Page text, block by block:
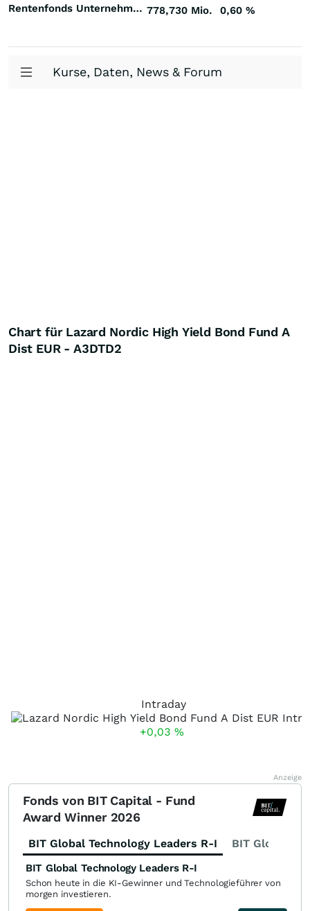
Rentenfonds Unternehmensanleihen höherverzinst Europa Hartwährungen (Europa) 778,730 Mio. 0,60 %
Kurse, Daten, News & Forum
Chart für Lazard Nordic High Yield Bond Fund A
Dist EUR - A3DTD2
Intraday
+0,03 %
Anzeige
Fonds von BIT Capital - Fund
Award Winner 2026
BIT Global Technology Leaders R-I BIT Global
BIT Global Technology Leaders R-I
Schon heute in die KI-Gewinner und Technologieführer von
morgen investieren.